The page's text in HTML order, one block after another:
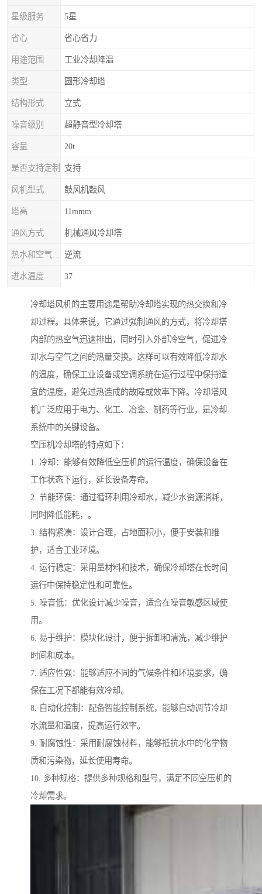
星级服务 5星
省心 省心省力
用途范围 工业冷却降温
类型 圆形冷却塔
结构形式 立式
噪音级别 超静音型冷却塔
容量 20t
是否支持定制 支持
风机型式 鼓风机鼓风
塔高 11mmm
通风方式 机械通风冷却塔
逆流
进水温度 37
冷却塔风机的主要用途是帮助冷却塔实现的热交换和冷
却过程。具体来说，它通过强制通风的方式，将冷却塔
内部的热空气迅速排出，同时引入外部冷空气，促进冷
却水与空气之间的热量交换。这样可以有效降低冷却水
的温度，确保工业设备或空调系统在运行过程中保持适
宜的温度，避免过热造成的故障或效率下降。冷却塔风
机广泛应用于电力、化工、冶金、制药等行业，是冷却
系统中的关键设备。
空压机冷却塔的特点如下：
1. 冷却：能够有效降低空压机的运行温度，确保设备在
工作状态下运行，延长设备寿命。
2. 节能环保：通过循环利用冷却水，减少水资源消耗，
同时降低能耗，。
3. 结构紧凑：设计合理，占地面积小，便于安装和维
护，适合工业环境。
4. 运行稳定：采用量材料和技术，确保冷却塔在长时间
运行中保持稳定性和可靠性。
5. 噪音低：优化设计减少噪音，适合在噪音敏感区域使
用。
6. 易于维护：模块化设计，便于拆卸和清洗，减少维护
时间和成本。
7. 适应性强：能够适应不同的气候条件和环境要求，确
保在工况下都能有效冷却。
8. 自动化控制：配备智能控制系统，能够自动调节冷却
水流量和温度，提高运行效率。
9. 耐腐蚀性：采用耐腐蚀材料，能够抵抗水中的化学物
质和污染物，延长使用寿命。
10. 多种规格：提供多种规格和型号，满足不同空压机的
冷却需求。